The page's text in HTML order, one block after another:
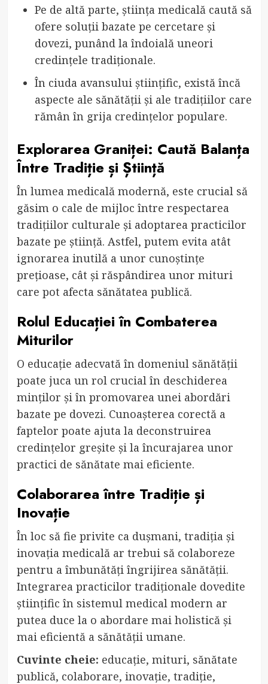
Pe de altă parte, știința medicală caută să
ofere soluții bazate pe cercetare și
dovezi, punând la îndoială uneori
credințele tradiționale.
În ciuda avansului științific, există încă
aspecte ale sănătății și ale tradițiilor care
rămân în grija credințelor populare.
Explorarea Graniței: Caută Balanța
Între Tradiție și Știință
În lumea medicală modernă, este crucial să
găsim o cale de mijloc între respectarea
tradițiilor culturale și adoptarea practicilor
bazate pe știință. Astfel, putem evita atât
ignorarea inutilă a unor cunoștințe
prețioase, cât și răspândirea unor mituri
care pot afecta sănătatea publică.
Rolul Educației în Combaterea
Miturilor
O educație adecvată în domeniul sănătății
poate juca un rol crucial în deschiderea
minților și în promovarea unei abordări
bazate pe dovezi. Cunoașterea corectă a
faptelor poate ajuta la deconstruirea
credințelor greșite și la încurajarea unor
practici de sănătate mai eficiente.
Colaborarea între Tradiție și
Inovație
În loc să fie privite ca dușmani, tradiția și
inovația medicală ar trebui să colaboreze
pentru a îmbunătăți îngrijirea sănătății.
Integrarea practicilor tradiționale dovedite
științific în sistemul medical modern ar
putea duce la o abordare mai holistică și
mai eficientă a sănătății umane.
Cuvinte cheie: educație, mituri, sănătate
publică, colaborare, inovație, tradiție,